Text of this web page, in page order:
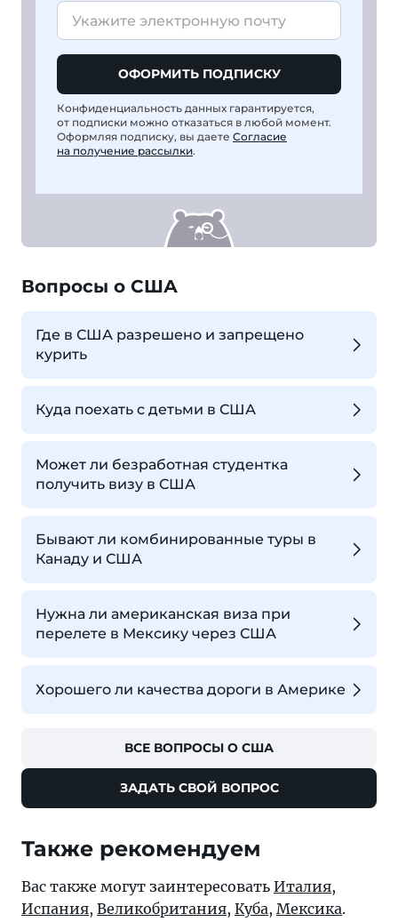
ОФОРМИТЬ ПОДПИСКУ
Конфиденциальность данных гарантируется,
от подписки можно отказаться в любой момент.
Оформляя подписку, вы даете Согласие
на получение рассылки.
Вопросы о США
Где в США разрешено и запрещено
курить
Куда поехать с детьми в США
Может ли безработная студентка
получить визу в США
Бывают ли комбинированные туры в
Канаду и США
Нужна ли американская виза при
перелете в Мексику через США
Хорошего ли качества дороги в Америке
ВСЕ ВОПРОСЫ О США
ЗАДАТЬ СВОЙ ВОПРОС
Также рекомендуем
Вас также могут заинтересовать Италия,
Испания, Великобритания, Куба, Мексика.